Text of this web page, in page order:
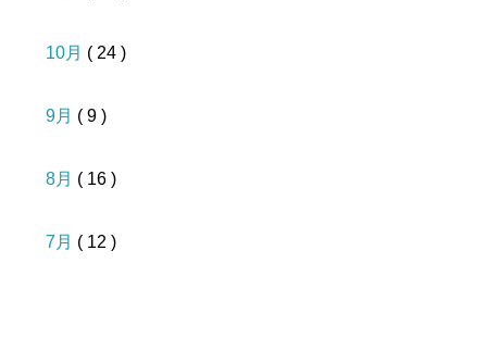
10月 ( 24 )
9月 ( 9 )
8月 ( 16 )
7月 ( 12 )